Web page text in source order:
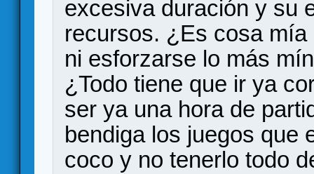
excesiva duración y su
recursos. ¿Es cosa
ni esforzarse lo más
¿Todo tiene que ir ya
ser ya una hora de
bendiga los juegos que
coco y no tenerlo todo